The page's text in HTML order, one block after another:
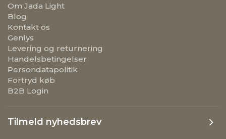
Om Jada Light
Blog
Kontakt os
Genlys
Levering og returnering
Handelsbetingelser
Persondatapolitik
Fortryd køb
B2B Login
Tilmeld nyhedsbrev